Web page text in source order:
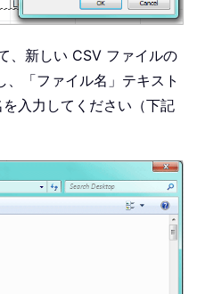
、新しい CSV ファイルの
「ファイル名」テキスト
入力してください（下記